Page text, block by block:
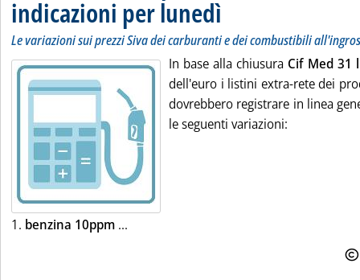
indicazioni per lunedì
Le variazioni sui prezzi Siva dei carburanti e dei combustibili
In base alla chiusura Cif Med 31
dell'euro i listini extra-rete dei
dovrebbero registrare in linea
le seguenti variazioni:
1. benzina 10ppm ...